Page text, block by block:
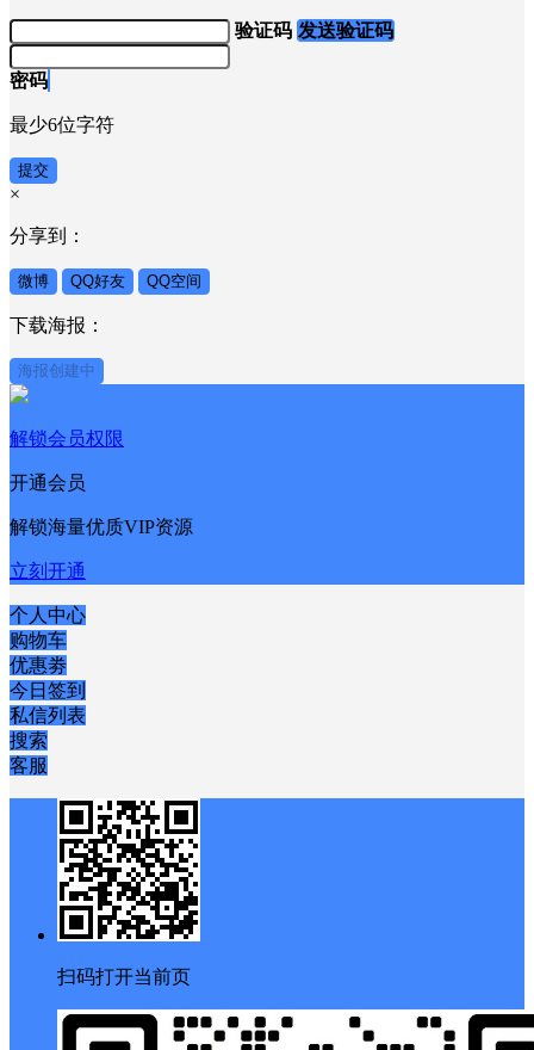
验证码 发送验证码
密码
最少6位字符
提交
×
分享到：
微博 QQ好友 QQ空间
下载海报：
海报创建中
解锁会员权限
开通会员
解锁海量优质VIP资源
立刻开通
个人中心
购物车
优惠劵
今日签到
私信列表
搜索
客服
扫码打开当前页